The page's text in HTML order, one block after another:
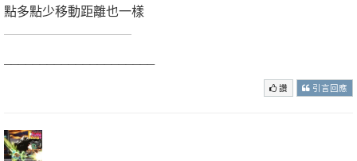
點多點少移動距離也一樣
讚 引言回應